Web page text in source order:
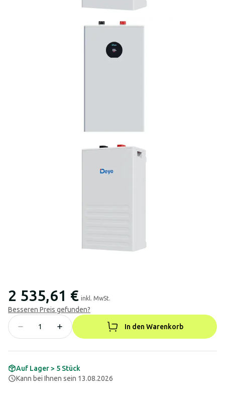
2 535,61 € inkl. MwSt.
Besseren Preis gefunden?
In den Warenkorb
Auf Lager > 5 Stück
Kann bei Ihnen sein 13.08.2026